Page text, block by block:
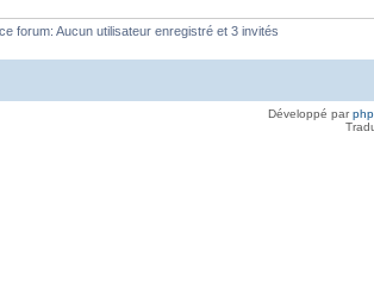
forum: Aucun utilisateur enregistré et 3 invités
Développé par